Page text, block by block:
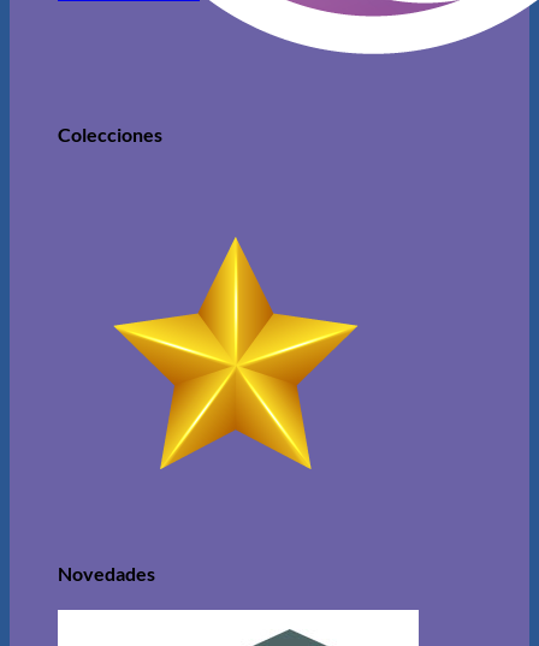
Colecciones
Novedades